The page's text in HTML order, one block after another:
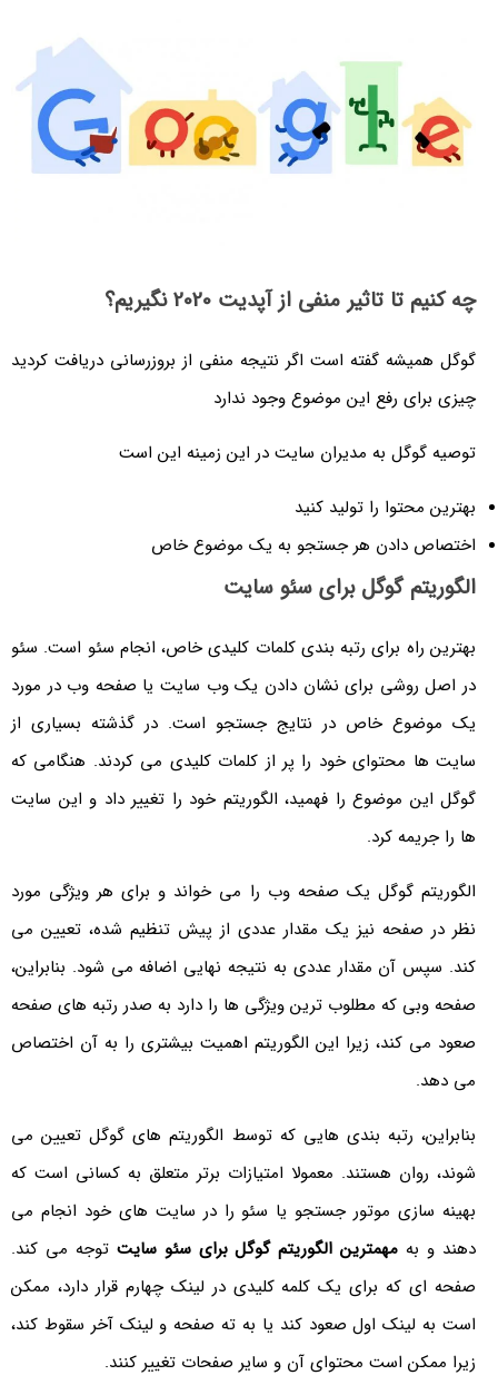
چه کنیم تا تاثیر منفی از آپدیت 2020 نگیریم؟
گوگل همیشه گفته است اگر نتیجه منفی از بروزرسانی دریافت کردید
چیزی برای رفع این موضوع وجود ندارد
توصیه گوگل به مدیران سایت در این زمینه این است
بهترین محتوا را تولید کنید
اختصاص دادن هر جستجو به یک موضوع خاص
الگوریتم گوگل برای سئو سایت
بهترین راه برای رتبه بندی کلمات کلیدی خاص، انجام سئو است. سئو
در اصل روشی برای نشان دادن یک وب سایت یا صفحه وب در مورد
یک موضوع خاص در نتایج جستجو است. در گذشته بسیاری از
سایت‌ ها محتوای خود را پر از کلمات کلیدی می کردند. هنگامی که
گوگل این موضوع را فهمید، الگوریتم خود را تغییر داد و این سایت‌
ها را جریمه کرد.
الگوریتم گوگل یک صفحه وب را می خواند و برای هر ویژگی مورد
نظر در صفحه نیز یک مقدار عددی از پیش تنظیم شده، تعیین می
‌کند. سپس آن مقدار عددی به نتیجه نهایی اضافه می ‌شود. بنابراین،
صفحه وبی که مطلوب ‌ترین ویژگی ‌ها را دارد به صدر رتبه ‌های صفحه
صعود می‌ کند، زیرا این الگوریتم اهمیت بیشتری را به آن اختصاص
می‌ دهد.
بنابراین، رتبه بندی ‌هایی که توسط الگوریتم ‌های گوگل تعیین می
‌شوند، روان هستند. معمولا امتیازات برتر متعلق به کسانی است که
بهینه سازی موتور جستجو یا سئو را در سایت ‌های خود انجام می
دهند و به مهمترین الگوریتم گوگل برای سئو سایت توجه می کند.
صفحه‌ ای که برای یک کلمه کلیدی در لینک چهارم قرار دارد، ممکن
است به لینک اول صعود کند یا به ته صفحه و لینک آخر سقوط کند،
زیرا ممکن است محتوای آن و سایر صفحات تغییر کنند.